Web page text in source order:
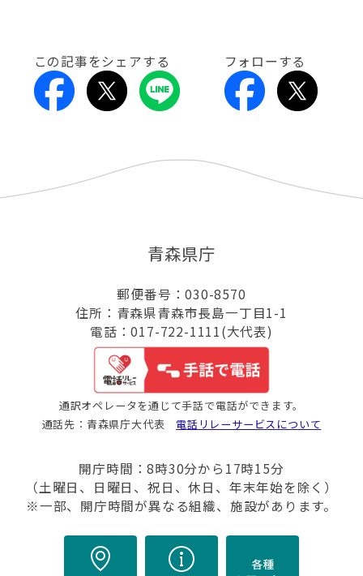
この記事をシェアする フォローする
青森県庁
郵便番号：030-8570
住所：青森県青森市長島一丁目1-1
電話：017-722-1111(大代表)
通訳オペレータを通じて手話で電話ができます。
通話先：青森県庁大代表 電話リレーサービスについて
開庁時間：8時30分から17時15分
（土曜日、日曜日、祝日、休日、年末年始を除く）
※一部、開庁時間が異なる組織、施設があります。